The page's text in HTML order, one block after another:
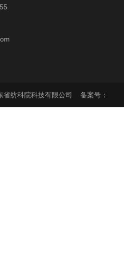
省纺科院科技有限公司 备案号：